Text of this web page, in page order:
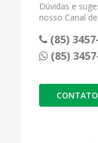
Dúvidas e
nosso Canal
(85)
(85)
CONTATO